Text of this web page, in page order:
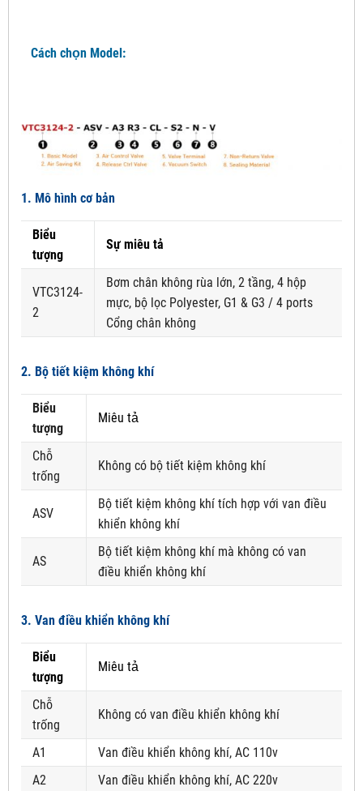
Cách chọn Model:
1. Mô hình cơ bản
Biểu
tượng
Sự miêu tả
VTC3124-
2
Bơm chân không rùa lớn, 2 tầng, 4 hộp
mực, bộ lọc Polyester, G1 & G3 / 4 ports
Cổng chân không
2. Bộ tiết kiệm không khí
Biểu
tượng
Miêu tả
Chỗ
trống
Không có bộ tiết kiệm không khí
ASV
Bộ tiết kiệm không khí tích hợp với van điều
khiển không khí
AS
Bộ tiết kiệm không khí mà không có van
điều khiển không khí
3. Van điều khiển không khí
Biểu
tượng
Miêu tả
Chỗ
trống
Không có van điều khiển không khí
A1
Van điều khiển không khí, AC 110v
A2
Van điều khiển không khí, AC 220v